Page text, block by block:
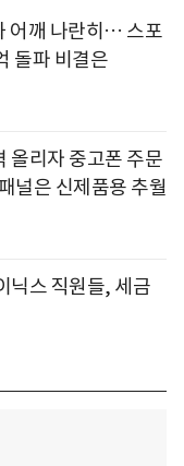
어깨 나란히… 스포
돌파 비결은
올리자 중고폰 주문
널은 신제품용 추월
닉스 직원들, 세금